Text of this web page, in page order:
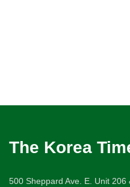
The Korea
500 Sheppard Ave. E. Unit